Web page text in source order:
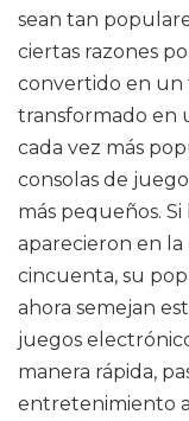
sean tan
ciertas razones
convertido en un
transformado en
cada vez más
consolas de
más pequeños.
aparecieron en
cincuenta, su
ahora semejan
juegos
manera rápida,
entretenimiento